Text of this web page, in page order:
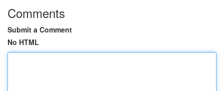
Comments
Submit a Comment
No HTML